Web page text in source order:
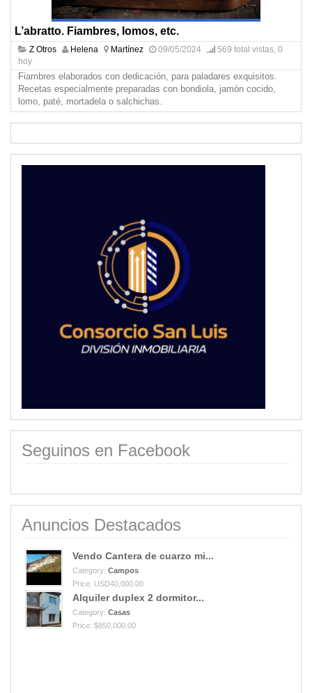
L’abratto. Fiambres, lomos, etc.
Z Otros Helena Martínez 09/05/2024
569 total vistas, 0
hoy
Fiambres elaborados con dedicación, para paladares exquisitos.
Recetas especialmente preparadas con bondiola, jamón cocido,
lomo, paté, mortadela o salchichas.
Seguinos en Facebook
Anuncios Destacados
Vendo Cantera de cuarzo mi...
Category: Campos
Price: USD40,000.00
Alquiler duplex 2 dormitor...
Category: Casas
Price: $850,000.00